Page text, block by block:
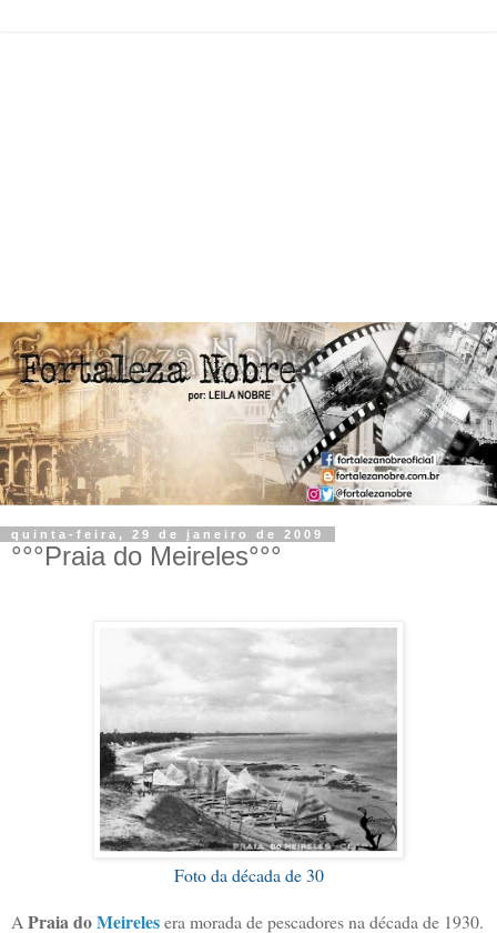
quinta-feira, 29 de janeiro de 2009
°°°Praia do Meireles°°°
Foto da década de 30
A Praia doMeirelesera morada de pescadores na década de 1930.